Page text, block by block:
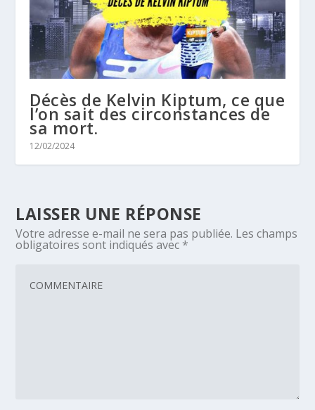
Décès de Kelvin Kiptum, ce que
l’on sait des circonstances de
sa mort.
12/02/2024
LAISSER UNE RÉPONSE
Votre adresse e-mail ne sera pas publiée. Les champs
obligatoires sont indiqués avec *